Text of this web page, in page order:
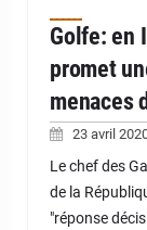
Golfe: en
promet
menaces
23 avril
Le chef des
de la
"réponse